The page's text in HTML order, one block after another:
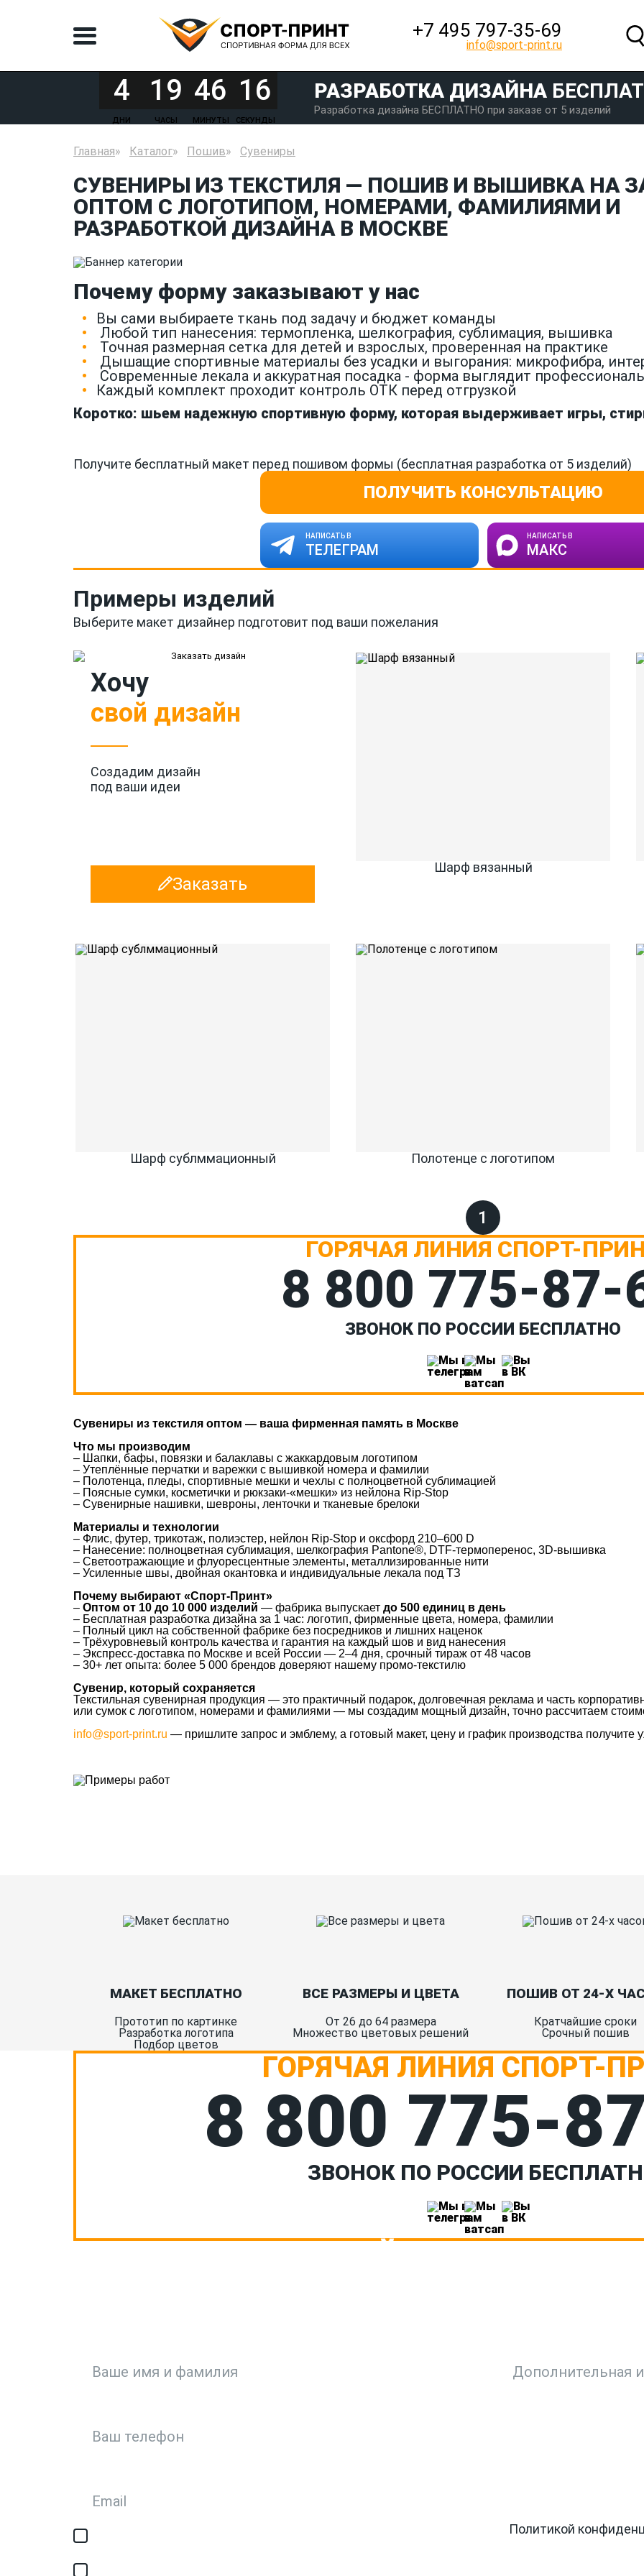
+7 495 797‑35-69
info@sport-print.ru
4
ДНИ
19
ЧАСЫ
46
МИНУТЫ
16
СЕКУНДЫ
РАЗРАБОТКА ДИЗАЙНА
Разработка дизайна БЕСПЛАТНО при заказе от 5 изделий
Главная Каталог Пошив Сувениры
СУВЕНИРЫ ИЗ ТЕКСТИЛЯ — ПОШИВ И ВЫШИВКА НА
ОПТОМ С ЛОГОТИПОМ, НОМЕРАМИ, ФАМИЛИЯМИ И
РАЗРАБОТКОЙ ДИЗАЙНА В МОСКВЕ
Почему форму заказывают у нас
Вы сами выбираете ткань под задачу и бюджет команды
Любой тип нанесения: термопленка, шелкография, сублимация, вышивка
Точная размерная сетка для детей и взрослых, проверенная на практике
Дышащие спортивные материалы без усадки и выгорания: микрофибра,
Современные лекала и аккуратная посадка - форма выглядит
Каждый комплект проходит контроль ОТК перед отгрузкой
Коротко: шьем надежную спортивную форму, которая выдерживает игры,
Получите бесплатный макет перед пошивом формы (бесплатная разработка от 5 изделий)
ПОЛУЧИТЬ КОНСУЛЬТАЦИЮ
НАПИСАТЬ В
ТЕЛЕГРАМ
НАПИСАТЬ В
МАКС
Примеры изделий
Выберите макет дизайнер подготовит под ваши пожелания
Хочу
свой дизайн
Создадим дизайн
под ваши идеи
Заказать
Шарф вязанный
Шарф сублммационный Полотенце с логотипом
1
ГОРЯЧАЯ ЛИНИЯ СПОРТ-
8 800 775‑87-
ЗВОНОК ПО РОССИИ БЕСПЛАТНО
Сувениры из текстиля оптом — ваша фирменная память в Москве
Что мы производим
– Шапки, бафы, повязки и балаклавы с жаккардовым логотипом
– Утеплённые перчатки и варежки с вышивкой номера и фамилии
– Полотенца, пледы, спортивные мешки и чехлы с полноцветной сублимацией
– Поясные сумки, косметички и рюкзаки-«мешки» из нейлона Rip-Stop
– Сувенирные нашивки, шевроны, ленточки и тканевые брелоки
Материалы и технологии
– Флис, футер, трикотаж, полиэстер, нейлон Rip-Stop и оксфорд 210–600 D
– Нанесение: полноцветная сублимация, шелкография Pantone®, DTF-термоперенос, 3D-вышивка
– Светоотражающие и флуоресцентные элементы, металлизированные нити
– Усиленные швы, двойная окантовка и индивидуальные лекала под ТЗ
Почему выбирают «Спорт-Принт»
– Оптом от 10 до 10 000 изделий — фабрика выпускает до 500 единиц в день
– Бесплатная разработка дизайна за 1 час: логотип, фирменные цвета, номера, фамилии
– Полный цикл на собственной фабрике без посредников и лишних наценок
– Трёхуровневый контроль качества и гарантия на каждый шов и вид нанесения
– Экспресс-доставка по Москве и всей России — 2–4 дня, срочный тираж от 48 часов
– 30+ лет опыта: более 5 000 брендов доверяют нашему промо-текстилю
Сувенир, который сохраняется
Текстильная сувенирная продукция — это практичный подарок, долговечная реклама и часть
или сумок с логотипом, номерами и фамилиями — мы создадим мощный дизайн, точно рассчитаем
info@sport-print.ru — пришлите запрос и эмблему, а готовый макет, цену и график производства получите
МАКЕТ БЕСПЛАТНО
Прототип по картинке
Разработка логотипа
Подбор цветов
ВСЕ РАЗМЕРЫ И ЦВЕТА
От 26 до 64 размера
Множество цветовых решений
ПОШИВ ОТ 24-Х
Кратчайшие сроки
Срочный пошив
ГОРЯЧАЯ ЛИНИЯ СПОРТ-
8 800
ЗВОНОК ПО РОССИИ
Политикой